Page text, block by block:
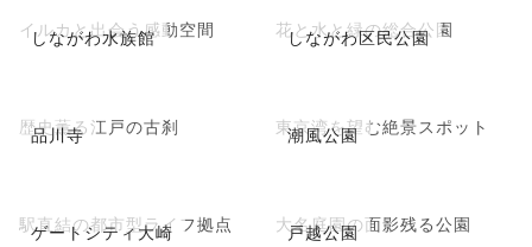
しながわ水族館
イルカと出会う感動空間 しながわ区民公園
花と水と緑の総合公園
品川寺
歴史薫る江戸の古刹 潮風公園
東京湾を望む絶景スポット
ゲートシティ大崎
駅直結の都市型ライフ拠点 戸越公園
大名庭園の面影残る公園